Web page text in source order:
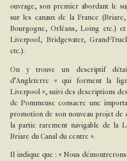
ouvrage, son premier abordant le
sur les canaux de la France
Bourgogne, Orléans, Loing etc.)
Liverpool, Bridgewater, Grand-
etc.).
On y trouve un descriptif
d’Angleterre « qui forment la
Liverpool », suivi des descriptions
de Pommeuse consacre une
promotion de son nouveau projet de
la partie rarement navigable de la
Briare du Canal du centre ».
Il indique que : « Nous